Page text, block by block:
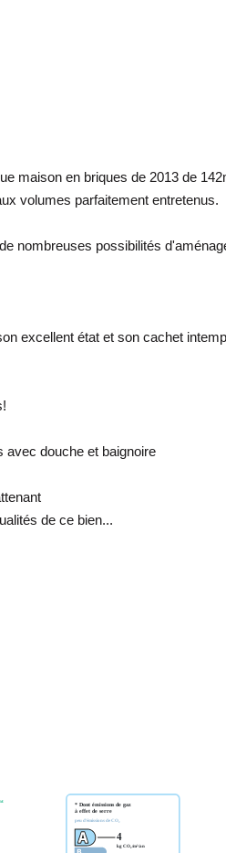
maison en briques de 2013 de
volumes parfaitement entretenus.
nombreuses possibilités
excellent état et son cachet
avec douche et baignoire
de ce bien...